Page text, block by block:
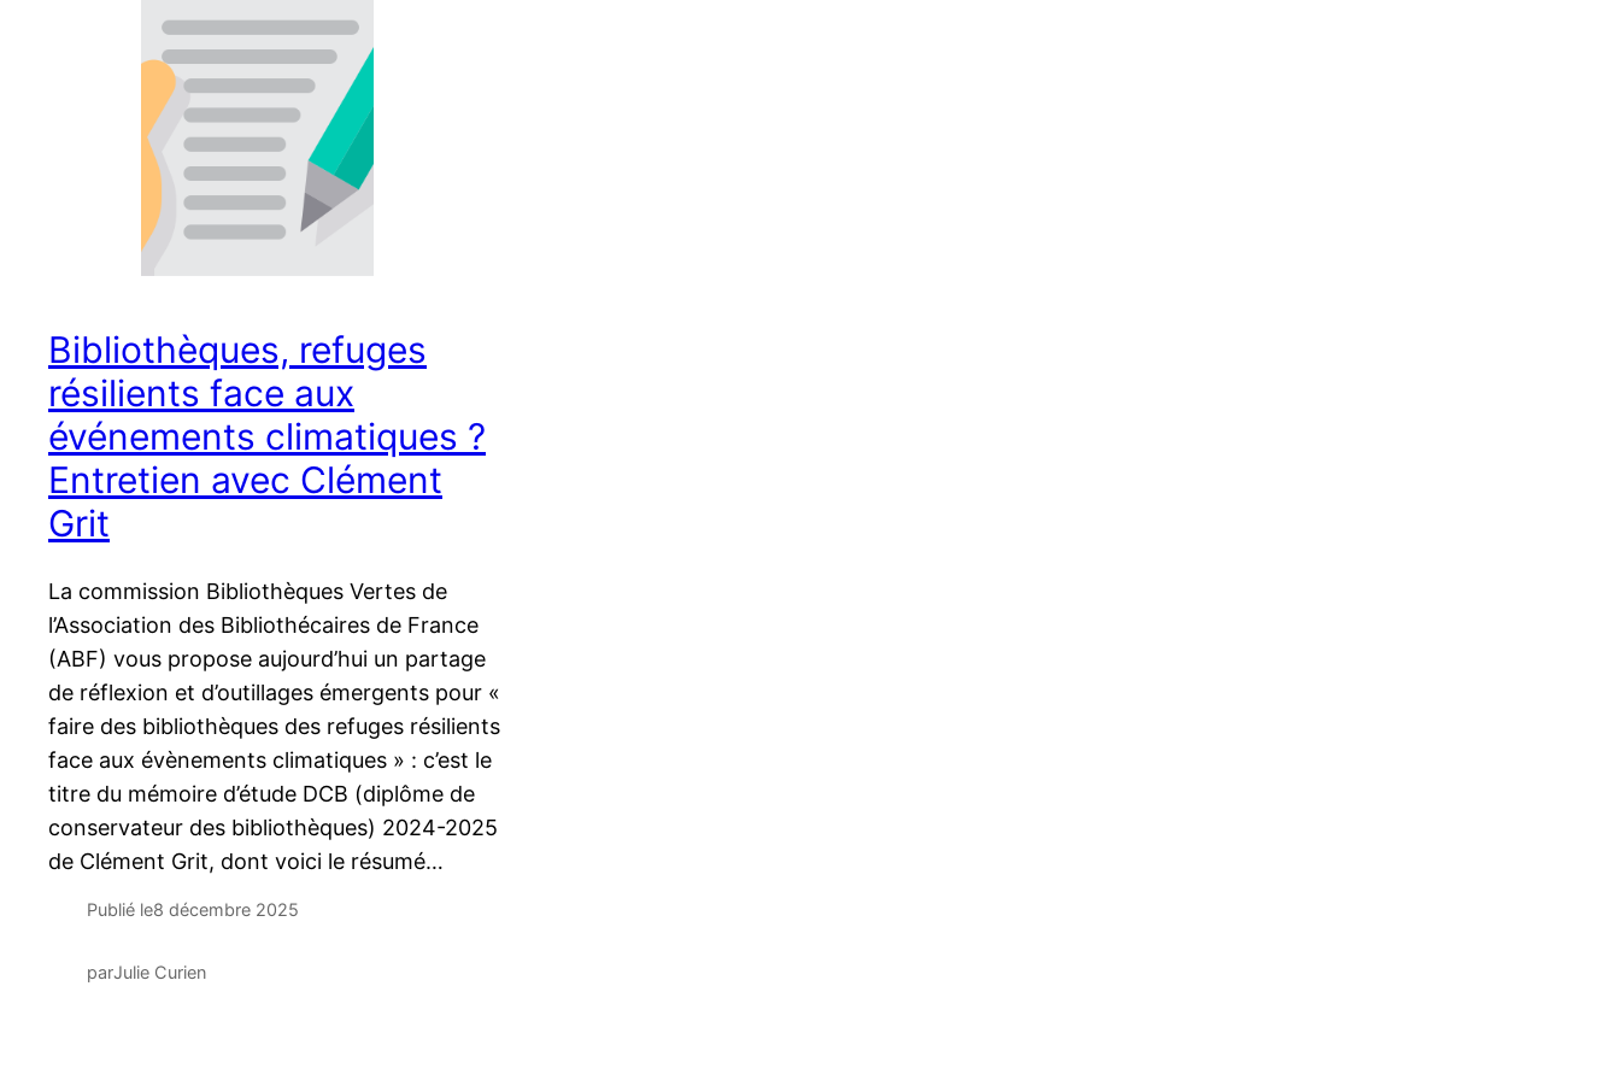
Bibliothèques, refuges
résilients face aux
événements climatiques ?
Entretien avec Clément
Grit
La commission Bibliothèques Vertes de
l’Association des Bibliothécaires de France
(ABF) vous propose aujourd’hui un partage
de réflexion et d’outillages émergents pour «
faire des bibliothèques des refuges résilients
face aux évènements climatiques » : c’est le
titre du mémoire d’étude DCB (diplôme de
conservateur des bibliothèques) 2024-2025
de Clément Grit, dont voici le résumé…
Publié le8 décembre 2025
parJulie Curien